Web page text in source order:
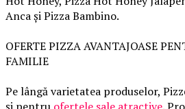
Anca și Pizza Bambino.
OFERTE PIZZA AVANTAJOASE
FAMILIE
Pe lângă varietatea produselor,